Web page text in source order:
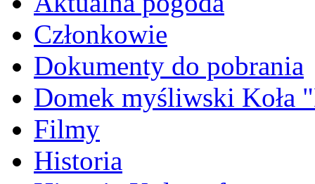
Członkowie
Dokumenty do pobrania
Domek myśliwski Koła
Filmy
Historia